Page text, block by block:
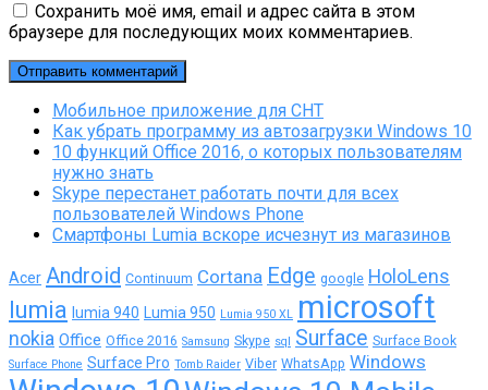
Сохранить моё имя, email и адрес сайта в этом
браузере для последующих моих комментариев.
Мобильное приложение для СНТ
Как убрать программу из автозагрузки Windows 10
10 функций Office 2016, о которых пользователям
нужно знать
Skype перестанет работать почти для всех
пользователей Windows Phone
Смартфоны Lumia вскоре исчезнут из магазинов
Acer Android Continuum Cortana Edge google HoloLens
lumia lumia 940 Lumia 950 Lumia 950 XL microsoft
nokia Office Office 2016 Samsung Skype sql Surface Surface Book
Surface Phone Surface Pro Tomb Raider Viber WhatsApp Windows